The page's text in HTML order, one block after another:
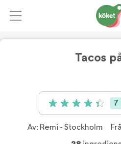
Tacos
Betyg: 4.4 av 5 (7 7
Av: Remi - Stockholm